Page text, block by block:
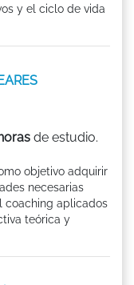
y el ciclo de vida
de estudio.
objetivo adquirir
necesarias
coaching aplicados
teórica y